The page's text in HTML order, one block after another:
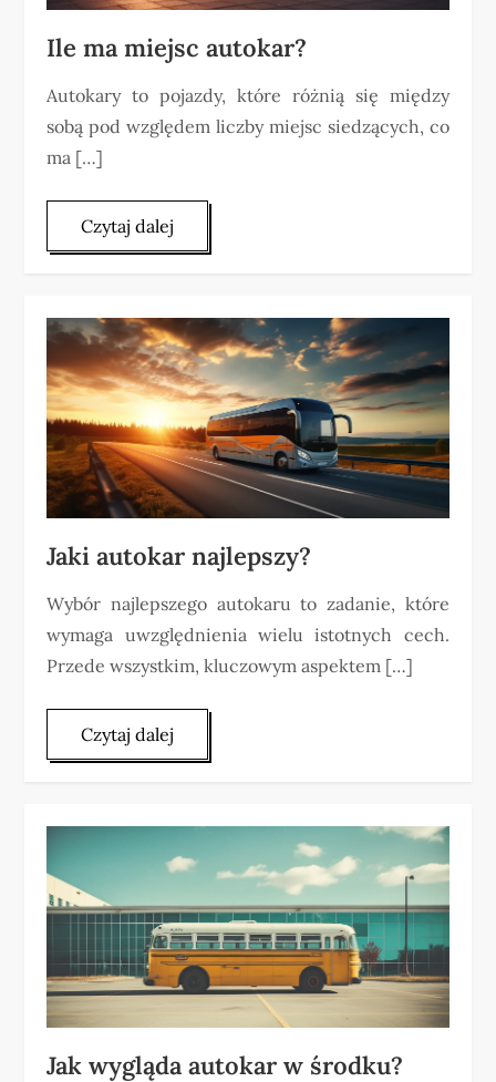
Ile ma miejsc autokar?
Autokary to pojazdy, które różnią się między
sobą pod względem liczby miejsc siedzących, co
ma […]
Czytaj dalej
Jaki autokar najlepszy?
Wybór najlepszego autokaru to zadanie, które
wymaga uwzględnienia wielu istotnych cech.
Przede wszystkim, kluczowym aspektem […]
Czytaj dalej
Jak wygląda autokar w środku?